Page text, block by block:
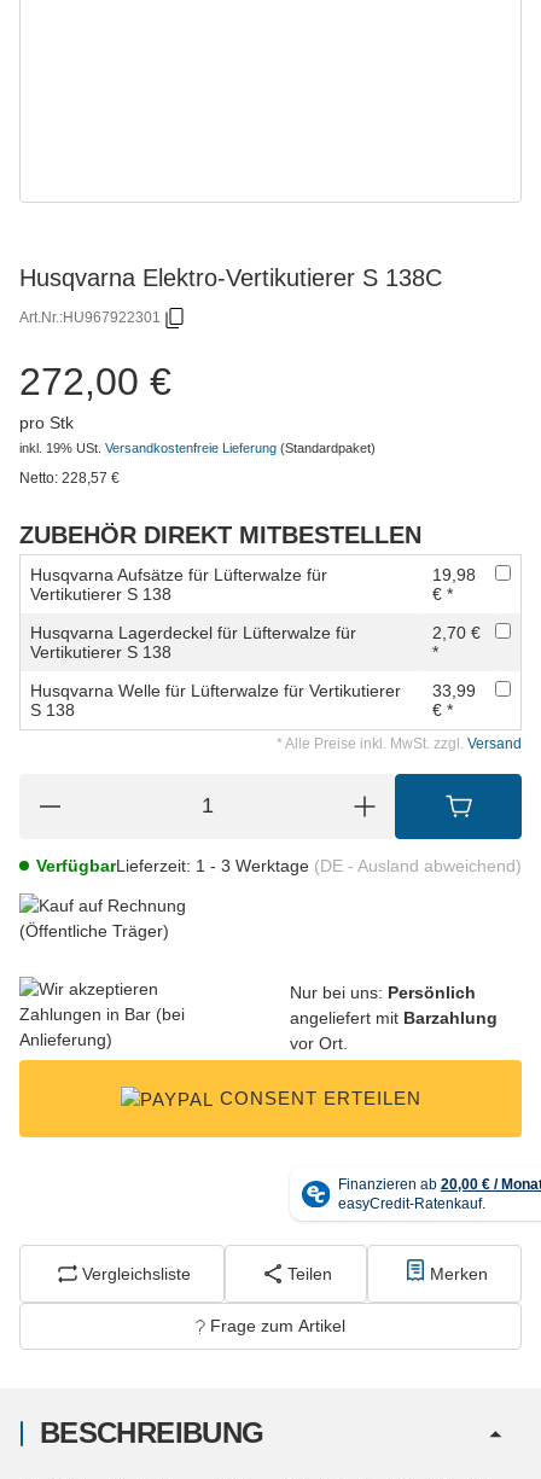
Husqvarna Elektro-Vertikutierer S 138C
Art.Nr.:HU967922301
272,00 €
pro Stk
inkl. 19% USt. Versandkostenfreie Lieferung (Standardpaket)
Netto: 228,57 €
ZUBEHÖR DIREKT MITBESTELLEN
Husqvarna Aufsätze für Lüfterwalze für
Vertikutierer S 138
19,98
€ *
Husqvarna Lagerdeckel für Lüfterwalze für
Vertikutierer S 138
2,70 €
*
Husqvarna Welle für Lüfterwalze für Vertikutierer
S 138
33,99
€ *
* Alle Preise inkl. MwSt. zzgl. Versand
VerfügbarLieferzeit: 1 - 3 Werktage (DE - Ausland abweichend)
Nur bei uns: Persönlich
angeliefert mit Barzahlung
vor Ort.
CONSENT ERTEILEN
Vergleichsliste Teilen Merken
Frage zum Artikel
BESCHREIBUNG